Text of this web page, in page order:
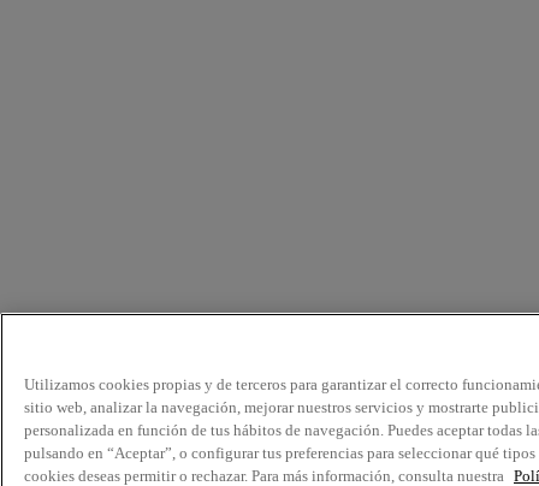
Utilizamos cookies propias y de terceros para garantizar el correcto
sitio web, analizar la navegación, mejorar nuestros servicios y mostrarte
personalizada en función de tus hábitos de navegación. Puedes aceptar todas
pulsando en “Aceptar”, o configurar tus preferencias para seleccionar qué tipos
cookies deseas permitir o rechazar. Para más información, consulta nuestra